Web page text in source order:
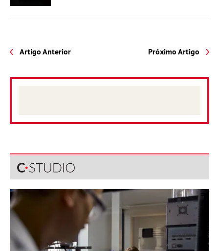
Artigo Anterior Próximo Artigo